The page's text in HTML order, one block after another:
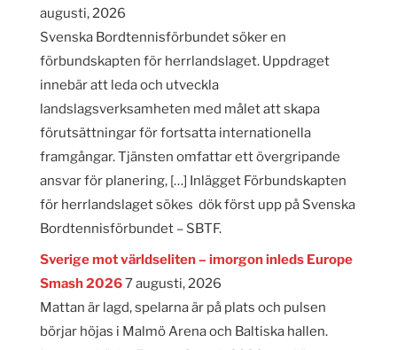
augusti, 2026
Svenska Bordtennisförbundet söker en
förbundskapten för herrlandslaget. Uppdraget
innebär att leda och utveckla
landslagsverksamheten med målet att skapa
förutsättningar för fortsatta internationella
framgångar. Tjänsten omfattar ett övergripande
ansvar för planering, […] Inlägget Förbundskapten
för herrlandslaget sökes dök först upp på Svenska
Bordtennisförbundet – SBTF.
Sverige mot världseliten – imorgon inleds Europe
Smash 20267 augusti, 2026
Mattan är lagd, spelarna är på plats och pulsen
börjar höjas i Malmö Arena och Baltiska hallen.